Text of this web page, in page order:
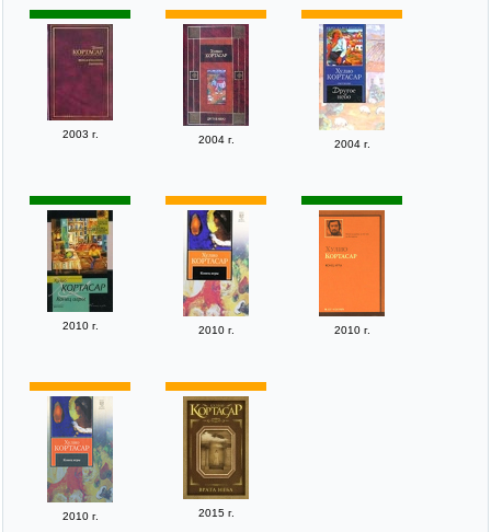
2003 г. 2004 г. 2004 г.
2010 г. 2010 г. 2010 г.
2010 г. 2015 г.